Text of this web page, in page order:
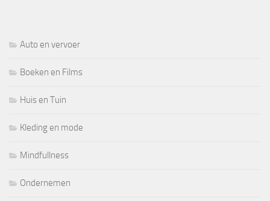
Auto en vervoer
Boeken en Films
Huis en Tuin
Kleding en mode
Mindfullness
Ondernemen